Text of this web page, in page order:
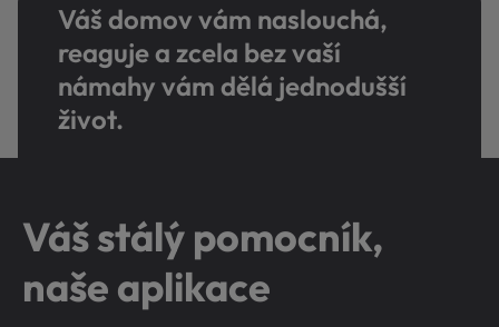
Váš domov vám naslouchá,
reaguje a zcela bez vaší
námahy vám dělá jednodušší
život.
Váš stálý pomocník,
naše aplikace